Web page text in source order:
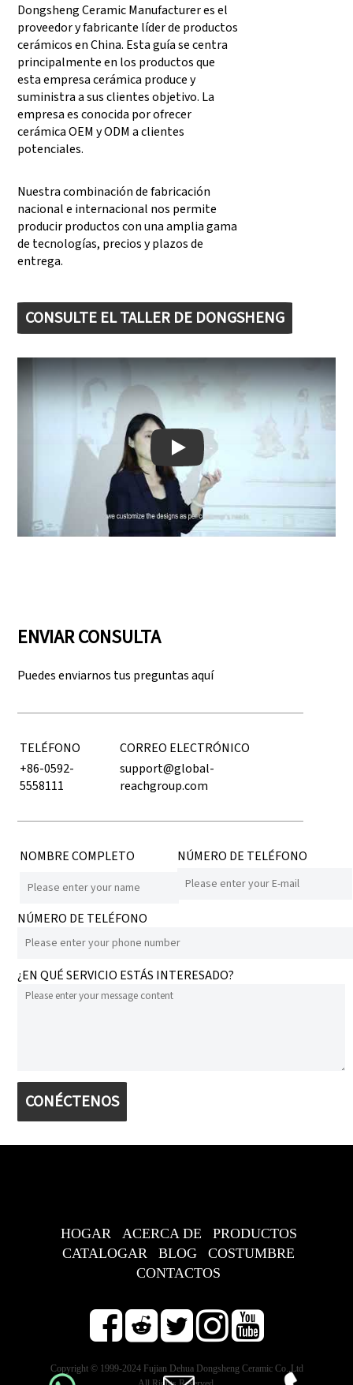
Dongsheng Ceramic Manufacturer es el
proveedor y fabricante líder de productos
cerámicos en China. Esta guía se centra
principalmente en los productos que
esta empresa cerámica produce y
suministra a sus clientes objetivo. La
empresa es conocida por ofrecer
cerámica OEM y ODM a clientes
potenciales.
Nuestra combinación de fabricación
nacional e internacional nos permite
producir productos con una amplia gama
de tecnologías, precios y plazos de
entrega.
CONSULTE EL TALLER DE DONGSHENG
Play: Keynote (Google I/O '18)
ENVIAR CONSULTA
Puedes enviarnos tus preguntas aquí
TELÉFONO
CORREO ELECTRÓNICO
+86-0592-
5558111
support@global-
reachgroup.com
NOMBRE COMPLETO NÚMERO DE TELÉFONO
NÚMERO DE TELÉFONO
¿EN QUÉ SERVICIO ESTÁS INTERESADO?
CONÉCTENOS
HOGAR ACERCA DE
PRODUCTOS
CATALOGAR
BLOG
COSTUMBRE
CONTACTOS
Copyright © 1999-2024 Fujian Dehua Dongsheng Ceramic Co.,Ltd